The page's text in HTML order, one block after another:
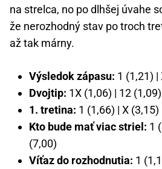
na strelca, no po dlhšej úvahe
že nerozhodný stav po troch
až tak márny.
Výsledok zápasu: 1 (1,21) |
Dvojtip: 1X (1,06) | 12
1. tretina: 1 (1,66) | X (3,15)
Kto bude mať viac striel: 1
(7,00)
Víťaz do rozhodnutia: 1